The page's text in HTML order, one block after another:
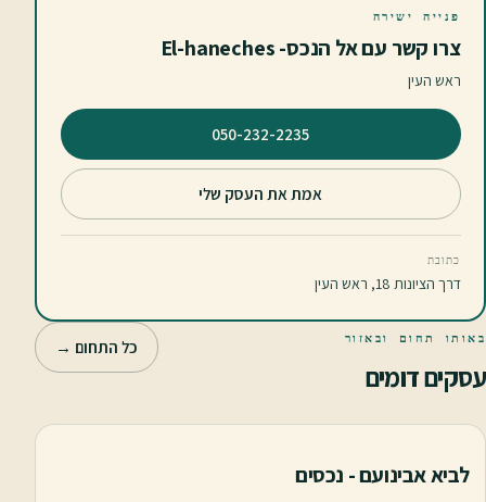
פנייה ישירה
צרו קשר עם אל הנכס- El-haneches
ראש העין
⁦050-232-2235⁩
אמת את העסק שלי
כתובת
דרך הציונות 18, ראש העין
באותו תחום ובאזור
עסקים דומים
כל התחום →
לביא אבינועם - נכסים